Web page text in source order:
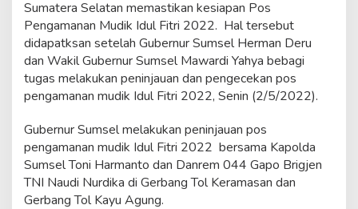
e
l
P
a
s
n
K
e
s
Sumatera Selatan memastikan kesiapan Pos
Pengamanan Mudik Idul Fitri 2022. Hal tersebut
didapatksan setelah Gubernur Sumsel Herman Deru
dan Wakil Gubernur Sumsel Mawardi Yahya bebagi
tugas melakukan peninjauan dan pengecekan pos
pengamanan mudik Idul Fitri 2022, Senin (2/5/2022).
Gubernur Sumsel melakukan peninjauan pos
pengamanan mudik Idul Fitri 2022 bersama Kapolda
Sumsel Toni Harmanto dan Danrem 044 Gapo Brigjen
TNI Naudi Nurdika di Gerbang Tol Keramasan dan
Gerbang Tol Kayu Agung.